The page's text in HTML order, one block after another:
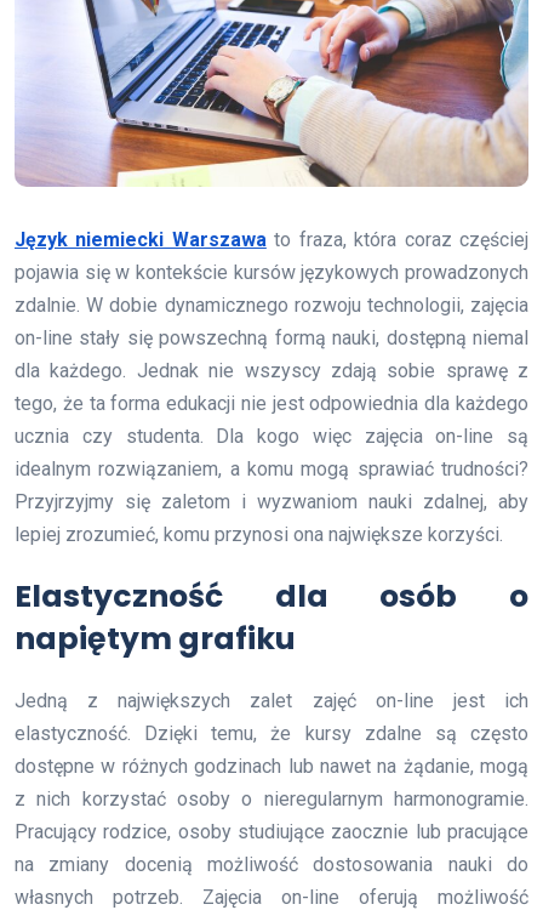
Język niemiecki Warszawa to fraza, która coraz częściej
pojawia się w kontekście kursów językowych prowadzonych
zdalnie. W dobie dynamicznego rozwoju technologii, zajęcia
on-line stały się powszechną formą nauki, dostępną niemal
dla każdego. Jednak nie wszyscy zdają sobie sprawę z
tego, że ta forma edukacji nie jest odpowiednia dla każdego
ucznia czy studenta. Dla kogo więc zajęcia on-line są
idealnym rozwiązaniem, a komu mogą sprawiać trudności?
Przyjrzyjmy się zaletom i wyzwaniom nauki zdalnej, aby
lepiej zrozumieć, komu przynosi ona największe korzyści.
Elastyczność dla osób o
napiętym grafiku
Jedną z największych zalet zajęć on-line jest ich
elastyczność. Dzięki temu, że kursy zdalne są często
dostępne w różnych godzinach lub nawet na żądanie, mogą
z nich korzystać osoby o nieregularnym harmonogramie.
Pracujący rodzice, osoby studiujące zaocznie lub pracujące
na zmiany docenią możliwość dostosowania nauki do
własnych potrzeb. Zajęcia on-line oferują możliwość